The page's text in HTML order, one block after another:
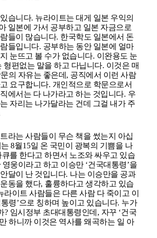
습니다. 뉴라이트는 대게 일본 우익의
일본에 가서 공부하고 일본 자금으로
들이 많습니다. 한국학도 일본에서 돈
들입니다. 공부하는 동안 일본에 얼마
눈뜨고 볼 수가 없습니다. 이완용도 눈
형편없는 말을 하고 다닙니다. 이것은 매
의 자유는 좋은데 , 공직에서 이런 사람
요구합니다. 개인적으로 학문으로서
에서는 다 나가라고 하는 것입니다. 우
자리는 나가달라는 건데 그걸 내가 주
라는 사람들이 무슨 책을 썼는지 아십
는8월15일 온 국민이 광복의 기쁨을 나
를 한다고 하면서 노조와 싸우고 있습
영웅이라고 하고 이승만 ‘건국대통령’을
달이 난 것입니다. 나는 이승만을 공과
동을 했다, 훌륭하다고 생각하고 있습
라이트 사람들은 다른 사람 다 죽이고 이
령’으로 칭하며 높이고 있습니다. 누가
? 임시정부 초대대통령인데 , 자꾸 ‘건국
하니까 이것은 역사를 왜곡하는 일 아